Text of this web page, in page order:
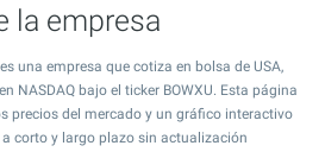
la empresa
una empresa que cotiza en bolsa de USA,
en NASDAQ bajo el ticker BOWXU. Esta página
precios del mercado y un gráfico interactivo
corto y largo plazo sin actualización